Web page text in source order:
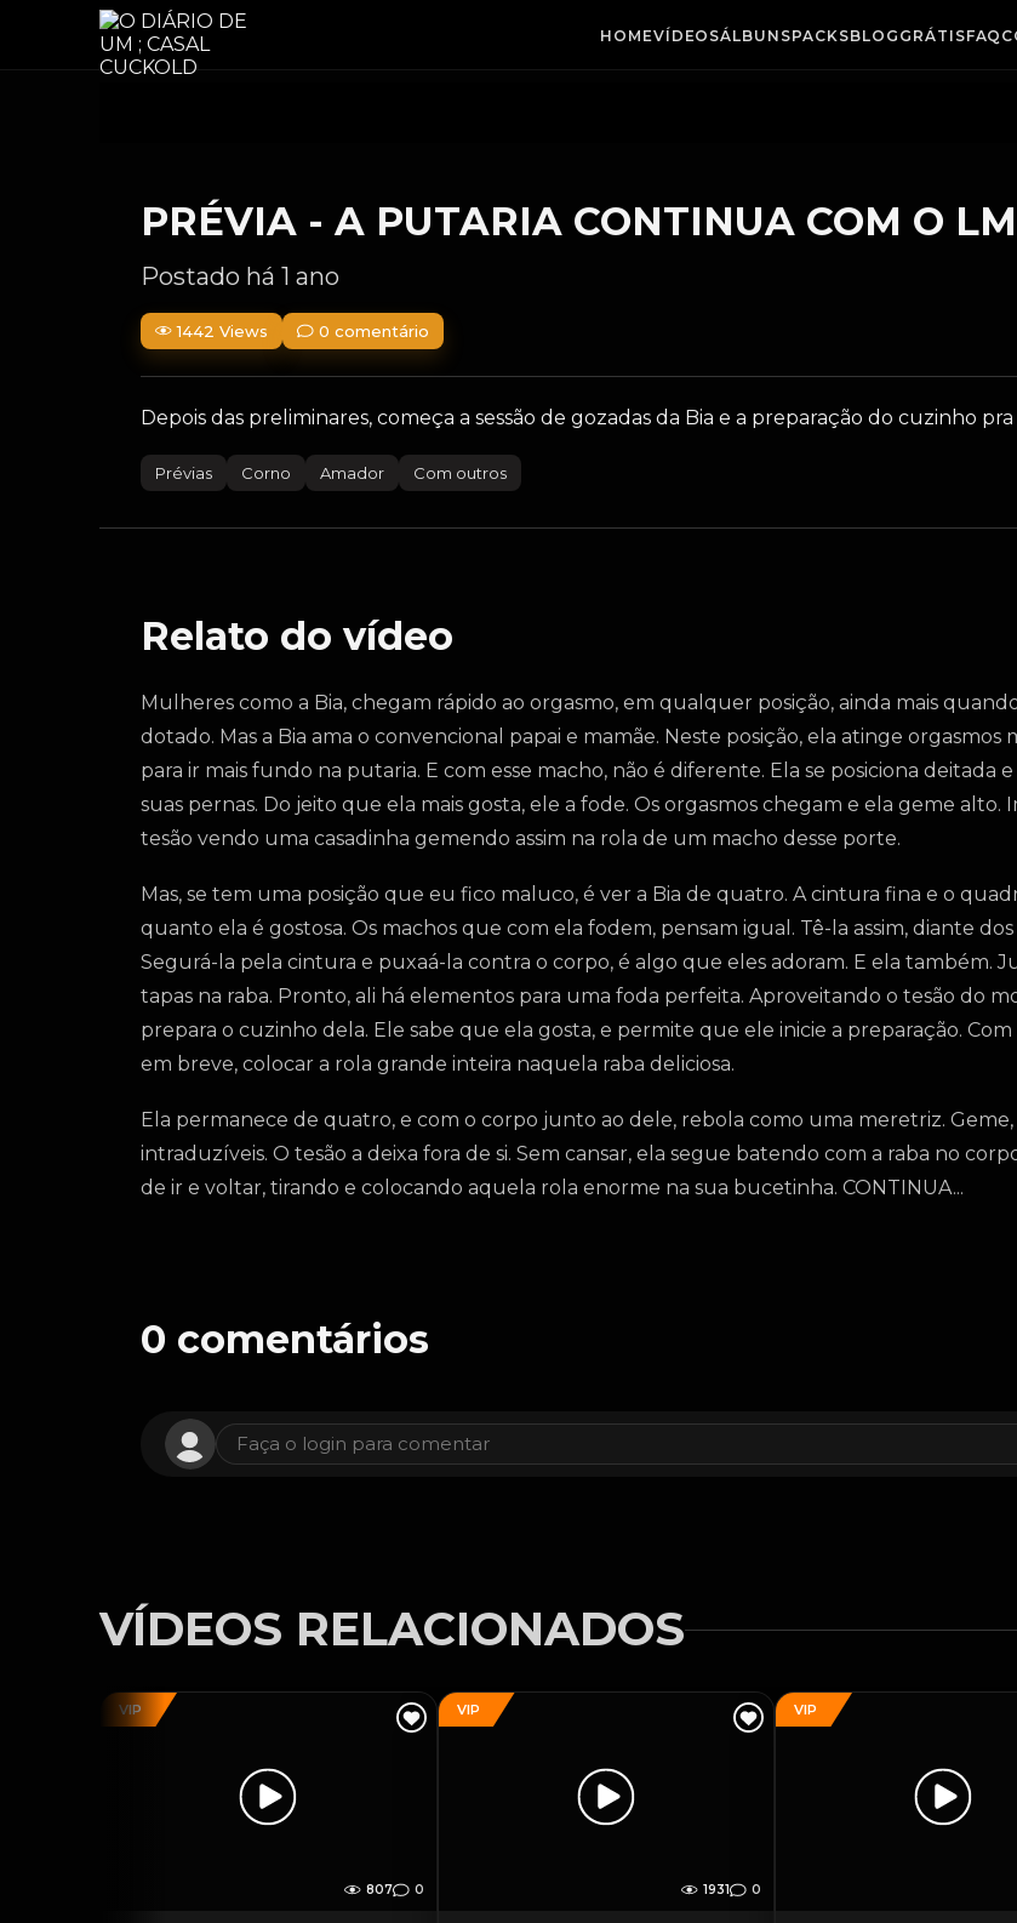
HOMEVÍDEOSÁLBUNSPACKSBLOG GRÁTISFAQ
PRÉVIA - A PUTARIA CONTINUA COM O
Postado há 1 ano
1442 Views 0 comentário
Depois das preliminares, começa a sessão de gozadas da Bia e a preparação do cuzinho
Prévias Corno Amador Com outros
Relato do vídeo
Mulheres como a Bia, chegam rápido ao orgasmo, em qualquer posição, ainda mais
dotado. Mas a Bia ama o convencional papai e mamãe. Neste posição, ela atinge orgasmos
para ir mais fundo na putaria. E com esse macho, não é diferente. Ela se posiciona deitada
suas pernas. Do jeito que ela mais gosta, ele a fode. Os orgasmos chegam e ela geme alto.
tesão vendo uma casadinha gemendo assim na rola de um macho desse porte.
Mas, se tem uma posição que eu fico maluco, é ver a Bia de quatro. A cintura fina e o
quanto ela é gostosa. Os machos que com ela fodem, pensam igual. Tê-la assim, diante dos
Segurá-la pela cintura e puxaá-la contra o corpo, é algo que eles adoram. E ela também.
tapas na raba. Pronto, ali há elementos para uma foda perfeita. Aproveitando o tesão do
prepara o cuzinho dela. Ele sabe que ela gosta, e permite que ele inicie a preparação.
em breve, colocar a rola grande inteira naquela raba deliciosa.
Ela permanece de quatro, e com o corpo junto ao dele, rebola como uma meretriz. Geme,
intraduzíveis. O tesão a deixa fora de si. Sem cansar, ela segue batendo com a raba no
de ir e voltar, tirando e colocando aquela rola enorme na sua bucetinha. CONTINUA...
0 comentários
Faça o login para comentar
VÍDEOS RELACIONADOS
VIP
807 0
VIP
1931 0
VIP